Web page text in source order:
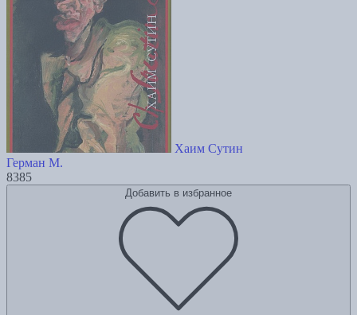
Хаим Сутин
Герман М.
8385
Добавить в избранное